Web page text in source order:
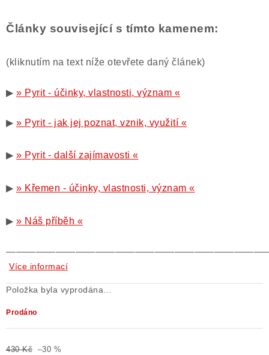
Články související s tímto kamenem:
(kliknutím na text níže otevřete daný článek)
▶ » Pyrit - účinky, vlastnosti, význam «
▶ » Pyrit - jak jej poznat, vznik, využití «
▶ » Pyrit - další zajímavosti «
▶ » Křemen - účinky, vlastnosti, význam «
▶ » Náš příběh «
Více informací
Položka byla vyprodána…
Prodáno
430 Kč –30 %